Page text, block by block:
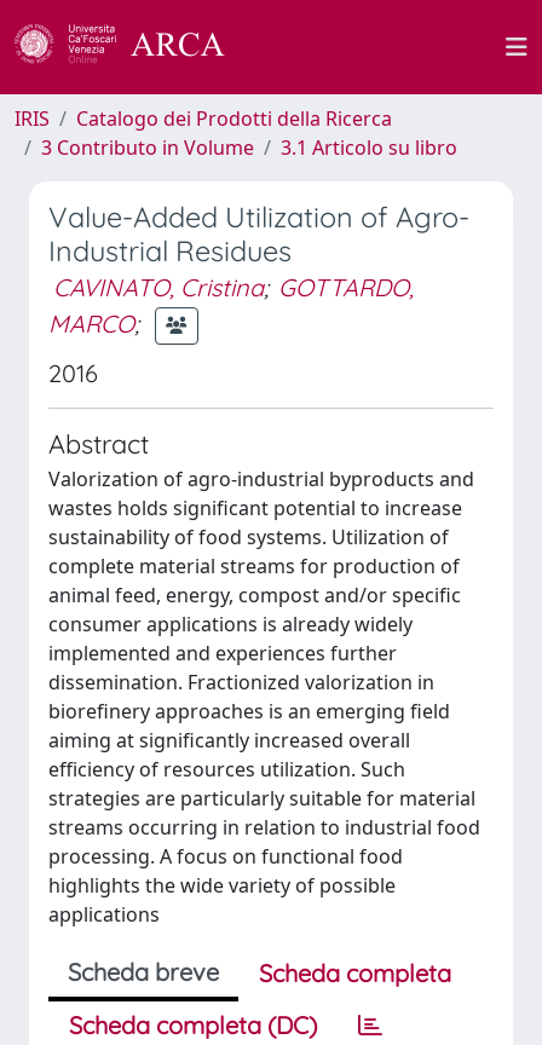
IRIS
Catalogo dei Prodotti della Ricerca
3 Contributo in Volume
3.1 Articolo su libro
Value-Added Utilization of Agro-
Industrial Residues
CAVINATO, Cristina; GOTTARDO,
MARCO;
2016
Abstract
Valorization of agro-industrial byproducts and
wastes holds significant potential to increase
sustainability of food systems. Utilization of
complete material streams for production of
animal feed, energy, compost and/or specific
consumer applications is already widely
implemented and experiences further
dissemination. Fractionized valorization in
biorefinery approaches is an emerging field
aiming at significantly increased overall
efficiency of resources utilization. Such
strategies are particularly suitable for material
streams occurring in relation to industrial food
processing. A focus on functional food
highlights the wide variety of possible
applications
Scheda breve
Scheda completa
Scheda completa (DC)